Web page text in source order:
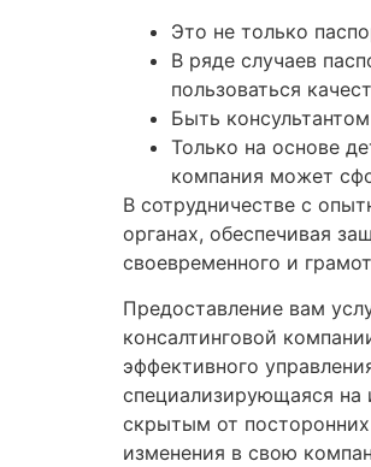
Это не только
В ряде случаев
пользоваться
Быть
Только на основе
компания может
В сотрудничестве с
органах, обеспечивая
своевременного и
Предоставление вам
консалтинговой
эффективного
специализирующаяся на
скрытым от
изменения в свою